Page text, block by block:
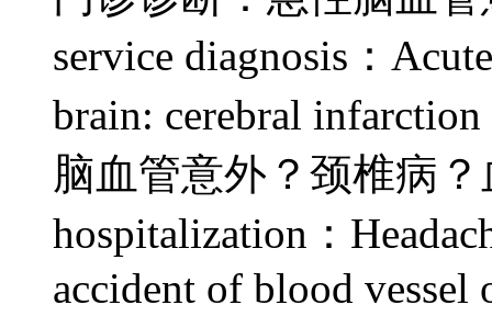
service diagnosis：
brain: cerebral
脑血管意外？颈椎病？
hospitalization：
accident of blood vessel